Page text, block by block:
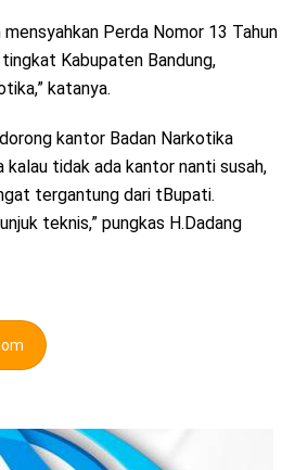
Perda Nomor 13 Tahun
Kabupaten Bandung,
katanya.
kantor Badan Narkotika
kalau tidak ada kantor nanti susah,
tergantung dari tBupati.
teknis,” pungkas H.Dadang